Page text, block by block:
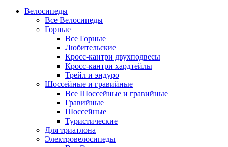
Велосипеды
Все Велосипеды
Горные
Все Горные
Любительские
Кросс-кантри двухподвесы
Кросс-кантри хардтейлы
Трейл и эндуро
Шоссейные и гравийные
Все Шоссейные и гравийные
Гравийные
Шоссейные
Туристические
Для триатлона
Электровелосипеды